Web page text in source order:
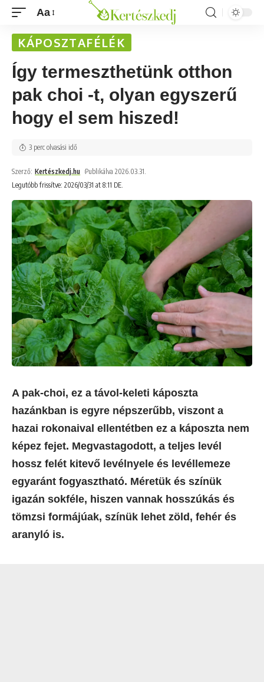
Aa
KÁPOSZTAFÉLÉK
Így termeszthetünk otthon
pak choi -t, olyan egyszerű
hogy el sem hiszed!
Legutóbb frissítve: 2026/03/31 at 8:11 DE.
Szerző: Kertészkedj.hu Publikálva 2026.03.31.
3 perc olvasási idő
A pak-choi, ez a távol-keleti káposzta
hazánkban is egyre népszerűbb, viszont a
hazai rokonaival ellentétben ez a káposzta nem
képez fejet. Megvastagodott, a teljes levél
hossz felét kitevő levélnyele és levéllemeze
egyaránt fogyasztható. Méretük és színük
igazán sokféle, hiszen vannak hosszúkás és
tömzsi formájúak, színük lehet zöld, fehér és
aranyló is.